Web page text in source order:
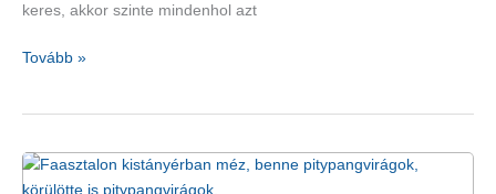
keres, akkor szinte mindenhol azt
Nemcsak
tökmagolaj
is
Tovább »